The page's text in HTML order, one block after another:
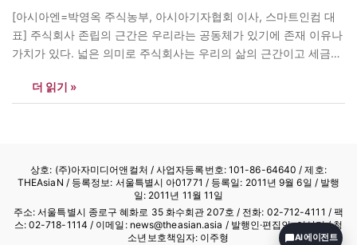
[아시아엔=박영옥 주식농부, 아시아기자협회 이사, 스마트인컴 대
표] 주식회사 존립의 근간은 우리라는 공동체가 있기에 존재 이유나
가치가 있다. 넓은 의미로 주식회사는 우리의 삶의 근간이고 세금의
대로 성장·발전한다. 따라서 기업의 사회적 책임과 경제적 책임까지
대두되고 있다. 주식회사 제도는 증권시장과 더불어 인간이 만들어
더 읽기 »
상호: (주)아자미디어앤컬처 /사업자등록번호: 101-86-64640 / 제호:
THEAsiaN / 등록정보: 서울특별시 아01771 / 등록일: 2011년 9월 6일 / 발행
일: 2011년 11월 11일
주소: 서울특별시 종로구 혜화로 35 화수회관 207호 / 전화: 02-712-4111 / 팩
스: 02-718-1114 / 이메일: news@theasian.asia / 발행인·편집인: 이상기 / 청
소년보호책임자: 이주형
AI 에이전트